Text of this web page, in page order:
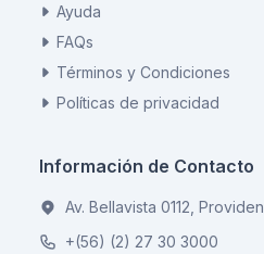
Ayuda
FAQs
Términos y Condiciones
Políticas de privacidad
Información de Contacto
Av. Bellavista 0112,
+(56) (2) 27 30 3000